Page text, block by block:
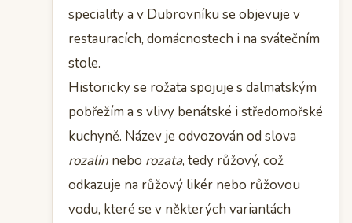
speciality a v Dubrovníku se objevuje v
restauracích, domácnostech i na svátečním
stole.
Historicky se rožata spojuje s dalmatským
pobřežím a s vlivy benátské i středomořské
kuchyně. Název je odvozován od slova
rozalin nebo rozata, tedy růžový, což
odkazuje na růžový likér nebo růžovou
vodu, které se v některých variantách